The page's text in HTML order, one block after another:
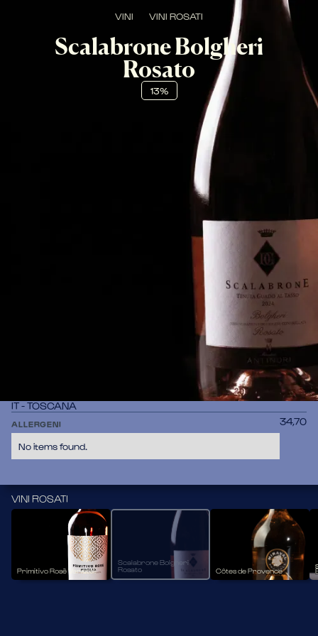
VINI VINI ROSATI
Scalabrone Bolgheri
Rosato
13%
LAMPONE, CILIEGIA, ROSA E BIANCOSPINO
Rosato dal colore rosa peonia tenue. Al naso intense note di
frutti rossi come ciliegia e lampone, accompagnate da
sensazioni floreali di rosa e biancospino. Al palato è fresco,
40% CABERNET SAUVIGNON, 30% MERLOT, 30% SYRAH
IT - TOSCANA
ALLERGENI
No items found.
34,70
VINI ROSATI
Primitivo Rosè Varietali
Scalabrone Bolgheri
Rosato
Côtes de Provence